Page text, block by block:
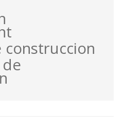
construccion